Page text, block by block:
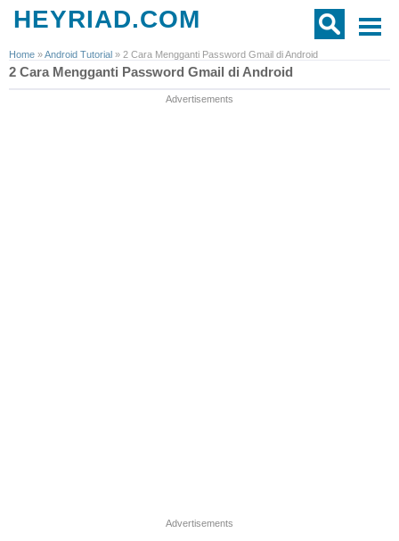
HEYRIAD.COM
Home »Android Tutorial » 2 Cara Mengganti Password Gmail di Android
2 Cara Mengganti Password Gmail di Android
Advertisements
Advertisements